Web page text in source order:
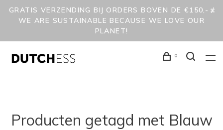
GRATIS VERZENDING BIJ ORDERS BOVEN DE €150,- /
WE ARE SUSTAINABLE BECAUSE WE LOVE OUR
PLANET!
0
Producten getagd met Blauw